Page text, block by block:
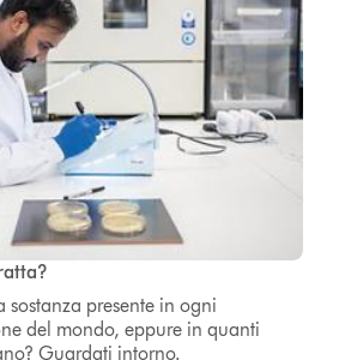
sostanza presente in ogni
del mondo, eppure in quanti
Guardati intorno.